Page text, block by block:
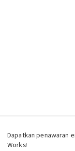
Dapatkan penawaran
Works!